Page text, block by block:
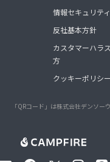
情報セキュリテ
反社基本方針
カスタマーハラ
方
クッキーポリシー
「QRコード」は株式会社デンソー